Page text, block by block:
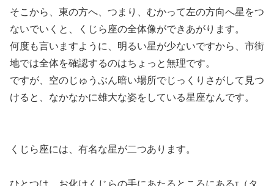
そこから、東の方へ、つまり、むかって左の方向へ星をつ
ないでいくと、くじら座の全体像ができあがります。
何度も言いますように、明るい星が少ないですから、市街
地では全体を確認するのはちょっと無理です。
ですが、空のじゅうぶん暗い場所でじっくりさがして見つ
けると、なかなかに雄大な姿をしている星座なんです。
くじら座には、有名な星が二つあります。